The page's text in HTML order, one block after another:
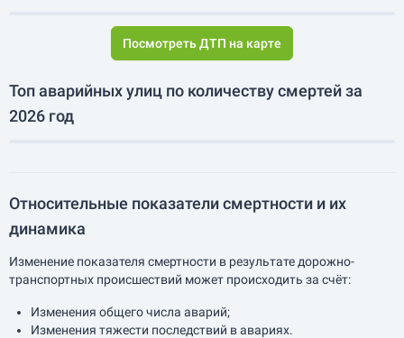
Посмотреть ДТП на карте
Топ аварийных улиц по количеству смертей за
2026 год
Относительные показатели смертности и их
динамика
Изменение показателя смертности в результате дорожно-
транспортных происшествий может происходить за счёт:
Изменения общего числа аварий;
Изменения тяжести последствий в авариях.